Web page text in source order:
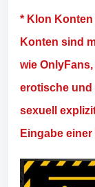
* Klon Konten
Konten sind
wie
erotische und
sexuell
Eingabe